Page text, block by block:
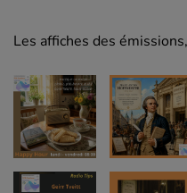
Les affiches des